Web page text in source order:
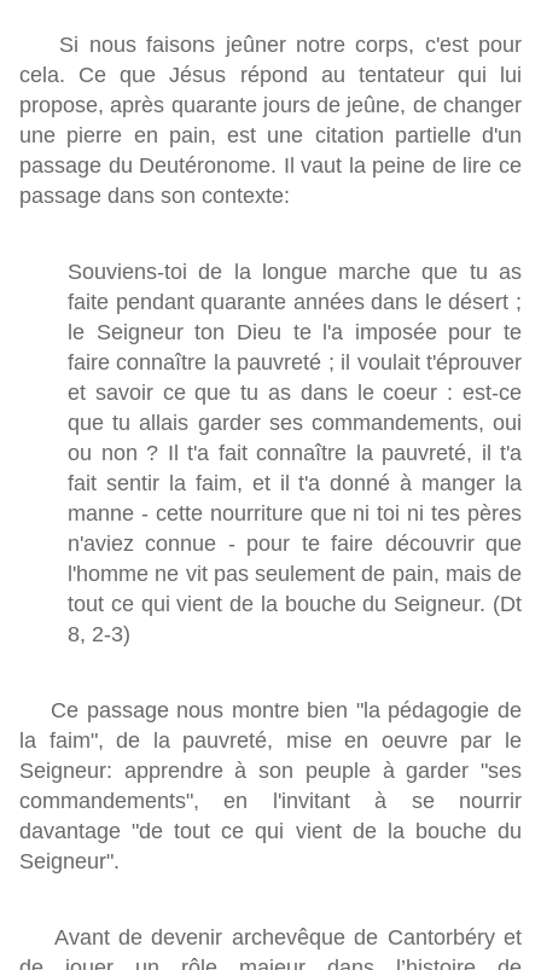
Si nous faisons jeûner notre corps, c'est pour
cela. Ce que Jésus répond au tentateur qui lui
propose, après quarante jours de jeûne, de changer
une pierre en pain, est une citation partielle d'un
passage du Deutéronome. Il vaut la peine de lire ce
passage dans son contexte:
Souviens-toi de la longue marche que tu as
faite pendant quarante années dans le désert ;
le Seigneur ton Dieu te l'a imposée pour te
faire connaître la pauvreté ; il voulait t'éprouver
et savoir ce que tu as dans le coeur : est-ce
que tu allais garder ses commandements, oui
ou non ? Il t'a fait connaître la pauvreté, il t'a
fait sentir la faim, et il t'a donné à manger la
manne - cette nourriture que ni toi ni tes pères
n'aviez connue - pour te faire découvrir que
l'homme ne vit pas seulement de pain, mais de
tout ce qui vient de la bouche du Seigneur. (Dt
8, 2-3)
Ce passage nous montre bien "la pédagogie de
la faim", de la pauvreté, mise en oeuvre par le
Seigneur: apprendre à son peuple à garder "ses
commandements", en l'invitant à se nourrir
davantage "de tout ce qui vient de la bouche du
Seigneur".
Avant de devenir archevêque de Cantorbéry et